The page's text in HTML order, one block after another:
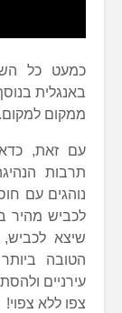
כמעט כל
באנגלית
ממקום למקום.
עם זאת,
תרבות
נוהגים עם
לכביש מהיר
שיצא לכביש,
הטובה
עירניים
צפו ללא צפוי!